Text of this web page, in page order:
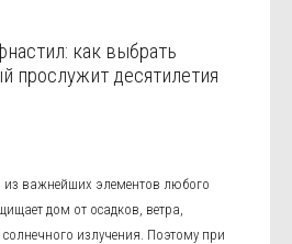
как выбрать
прослужит десятилетия
из важнейших элементов любого
дом от осадков, ветра,
солнечного излучения. Поэтому при